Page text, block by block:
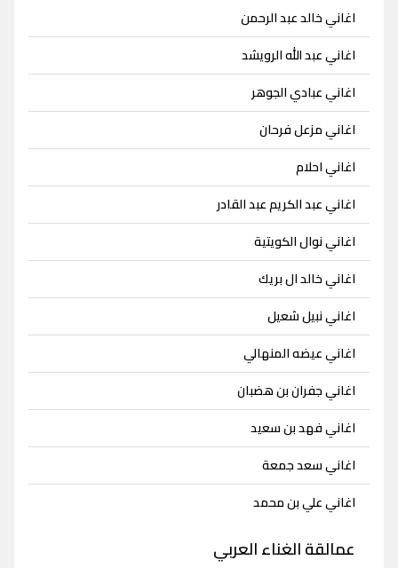
اغاني خالد عبد الرحمن
اغاني عبد الله الرويشد
اغاني عبادي الجوهر
اغاني مزعل فرحان
اغاني احلام
اغاني عبد الكريم عبد القادر
اغاني نوال الكويتية
اغاني خالد ال بريك
اغاني نبيل شعيل
اغاني عيضه المنهالي
اغاني جفران بن هضبان
اغاني فهد بن سعيد
اغاني سعد جمعة
اغاني علي بن محمد
عمالقة الغناء العربي